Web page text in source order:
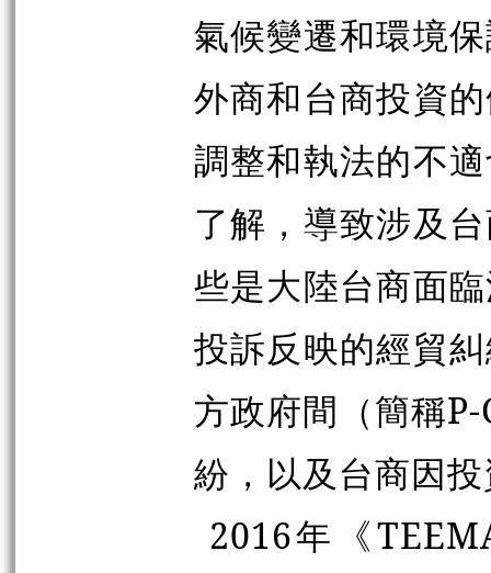
氣候變遷和環境
外商和台商投資
調整和執法的不
了解，導致涉及
些是大陸台商面
投訴反映的經貿
方政府間（簡稱
紛，以及台商因
2016年《